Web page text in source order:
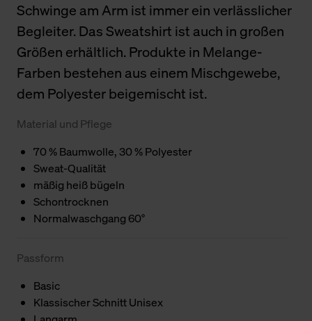
Schwinge am Arm ist immer ein verlässlicher
Begleiter. Das Sweatshirt ist auch in großen
Größen erhältlich. Produkte in Melange-
Farben bestehen aus einem Mischgewebe,
dem Polyester beigemischt ist.
Material und Pflege
70 % Baumwolle, 30 % Polyester
Sweat-Qualität
mäßig heiß bügeln
Schontrocknen
Normalwaschgang 60°
Passform
Basic
Klassischer Schnitt Unisex